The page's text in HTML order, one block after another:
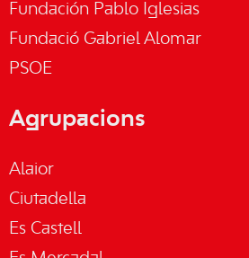
Fundación Pablo Iglesias
Fundació Gabriel Alomar
PSOE
Agrupacions
Alaior
Ciutadella
Es Castell